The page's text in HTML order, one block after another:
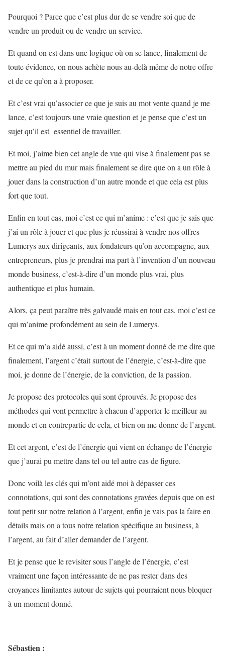
Pourquoi ? Parce que c’est plus dur de se vendre soi que de
vendre un produit ou de vendre un service.
Et quand on est dans une logique où on se lance, finalement de
toute évidence, on nous achète nous au-delà même de notre offre
et de ce qu’on a à proposer.
Et c’est vrai qu’associer ce que je suis au mot vente quand je me
lance, c’est toujours une vraie question et je pense que c’est un
sujet qu’il est essentiel de travailler.
Et moi, j’aime bien cet angle de vue qui vise à finalement pas se
mettre au pied du mur mais finalement se dire que on a un rôle à
jouer dans la construction d’un autre monde et que cela est plus
fort que tout.
Enfin en tout cas, moi c’est ce qui m’anime : c’est que je sais que
j’ai un rôle à jouer et que plus je réussirai à vendre nos offres
Lumerys aux dirigeants, aux fondateurs qu’on accompagne, aux
entrepreneurs, plus je prendrai ma part à l’invention d’un nouveau
monde business, c’est-à-dire d’un monde plus vrai, plus
authentique et plus humain.
Alors, ça peut paraître très galvaudé mais en tout cas, moi c’est ce
qui m’anime profondément au sein de Lumerys.
Et ce qui m’a aidé aussi, c’est à un moment donné de me dire que
finalement, l’argent c’était surtout de l’énergie, c’est-à-dire que
moi, je donne de l’énergie, de la conviction, de la passion.
Je propose des protocoles qui sont éprouvés. Je propose des
méthodes qui vont permettre à chacun d’apporter le meilleur au
monde et en contrepartie de cela, et bien on me donne de l’argent.
Et cet argent, c’est de l’énergie qui vient en échange de l’énergie
que j’aurai pu mettre dans tel ou tel autre cas de figure.
Donc voilà les clés qui m’ont aidé moi à dépasser ces
connotations, qui sont des connotations gravées depuis que on est
tout petit sur notre relation à l’argent, enfin je vais pas la faire en
détails mais on a tous notre relation spécifique au business, à
l’argent, au fait d’aller demander de l’argent.
Et je pense que le revisiter sous l’angle de l’énergie, c’est
vraiment une façon intéressante de ne pas rester dans des
croyances limitantes autour de sujets qui pourraient nous bloquer
à un moment donné.
Sébastien :